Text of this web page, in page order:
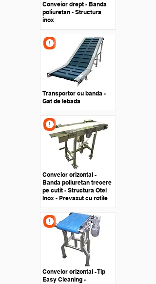
Conveior drept - Banda
poliuretan - Structura
inox
Transportor cu banda -
Gat de lebada
Conveior orizontal -
Banda poliuretan trecere
pe cutit - Structura Otel
Inox - Prevazut cu rotile
Conveior orizontal - Tip
Easy Cleaning -